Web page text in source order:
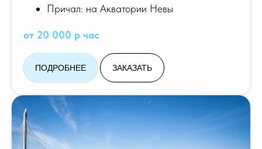
Причал: на Акватории Невы
от 20 000 р час
ПОДРОБНЕЕ ЗАКАЗАТЬ